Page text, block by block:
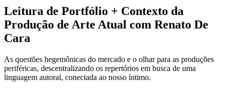
Leitura de Portfólio + Contexto da
Produção de Arte Atual com Renato De
Cara
As questões hegemônicas do mercado e o olhar para as produções
periféricas, descentralizando os repertórios em busca de uma
linguagem autoral, conectada ao nosso íntimo.